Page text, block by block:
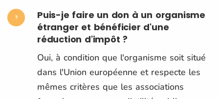
Puis-je faire un don à un organisme
étranger et bénéficier d'une
réduction d'impôt ?
Oui, à condition que l'organisme soit situé
dans l'Union européenne et respecte les
mêmes critères que les associations